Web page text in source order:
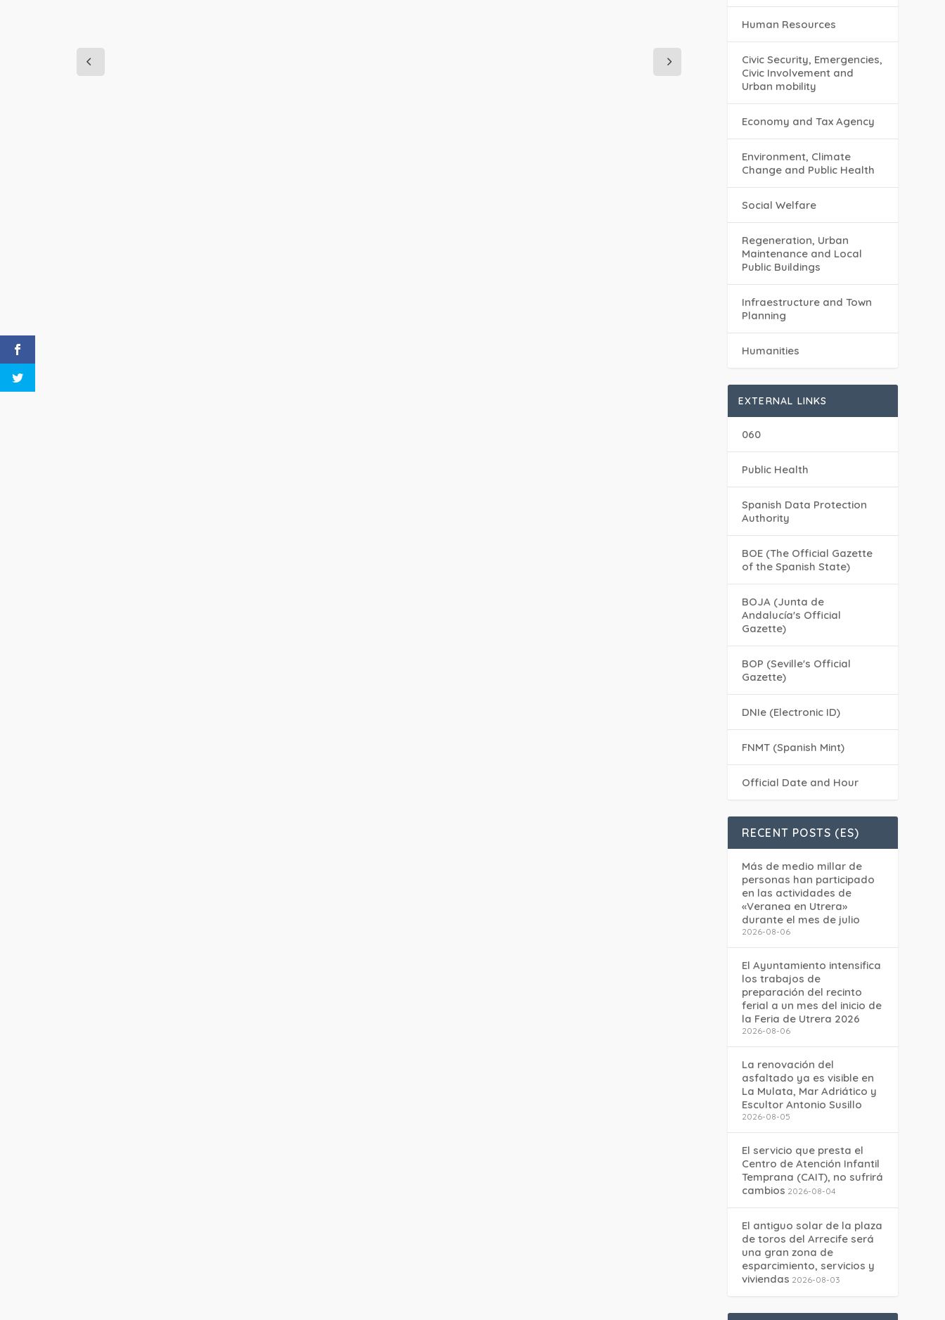
Human Resources
Civic Security, Emergencies,
Civic Involvement and
Urban mobility
Economy and Tax Agency
Environment, Climate
Change and Public Health
Social Welfare
Regeneration, Urban
Maintenance and Local
Public Buildings
Infraestructure and Town
Planning
Humanities
EXTERNAL LINKS
060
Public Health
Spanish Data Protection
Authority
BOE (The Official Gazette
of the Spanish State)
BOJA (Junta de
Andalucía's Official
Gazette)
BOP (Seville's Official
Gazette)
DNIe (Electronic ID)
FNMT (Spanish Mint)
Official Date and Hour
RECENT POSTS (ES)
Más de medio millar de
personas han participado
en las actividades de
«Veranea en Utrera»
durante el mes de julio
2026-08-06
El Ayuntamiento intensifica
los trabajos de
preparación del recinto
ferial a un mes del inicio de
la Feria de Utrera 2026
2026-08-06
La renovación del
asfaltado ya es visible en
La Mulata, Mar Adriático y
Escultor Antonio Susillo
2026-08-05
El servicio que presta el
Centro de Atención Infantil
Temprana (CAIT), no sufrirá
cambios 2026-08-04
El antiguo solar de la plaza
de toros del Arrecife será
una gran zona de
esparcimiento, servicios y
viviendas 2026-08-03